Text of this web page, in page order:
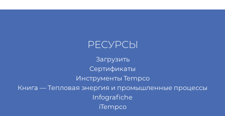
РЕСУРСЫ
Загрузить
Сертификаты
Инструменты Tempco
Книга — Тепловая энергия и промышленные процессы
Infografiche
iTempco